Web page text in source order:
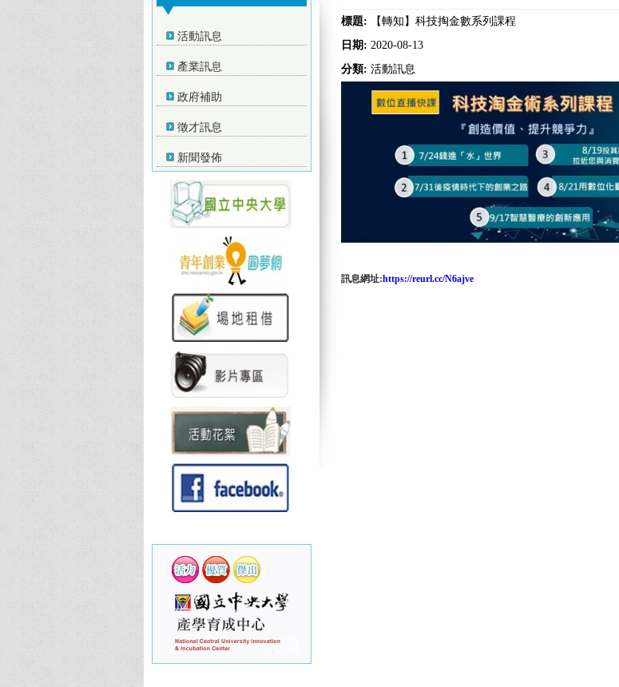
活動訊息
產業訊息
政府補助
徵才訊息
新聞發佈
標題: 【轉知】科技掏金數系列課程
日期: 2020-08-13
分類: 活動訊息
訊息網址:https://reurl.cc/N6ajve